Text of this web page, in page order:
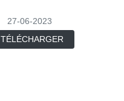
27-06-2023
TÉLÉCHARGER